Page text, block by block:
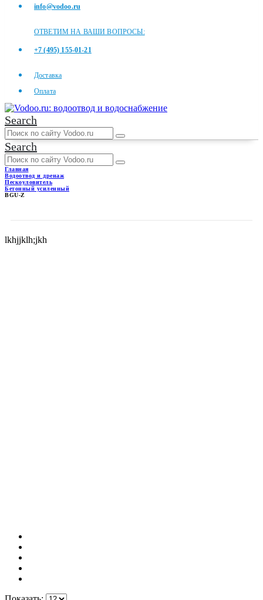
info@vodoo.ru
ОТВЕТИМ НА ВАШИ ВОПРОСЫ:
+7 (495) 155-01-21
Доставка
Оплата
Search
Search
Главная
Водоотвод и дренаж
Пескоуловитель
Бетонный усиленный
BGU-Z
lkhjjklh;jkh